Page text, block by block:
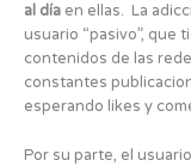
al día en ellas. La
usuario “pasivo”, que
contenidos de las
constantes
esperando likes y
Por su parte, el